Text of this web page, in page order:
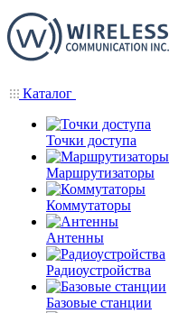
Каталог
Точки доступа
Маршрутизаторы
Коммутаторы
Антенны
Радиоустройства
Базовые станции